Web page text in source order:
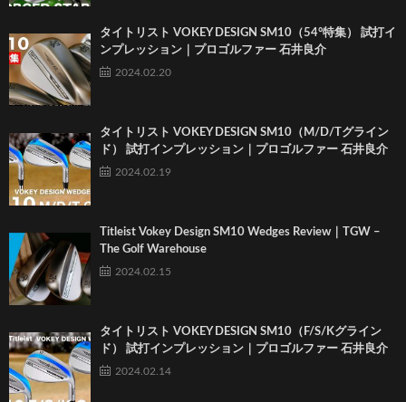
タイトリスト VOKEY DESIGN SM10（54°特集） 試打イ
ンプレッション｜プロゴルファー 石井良介
2024.02.20
タイトリスト VOKEY DESIGN SM10（M/D/Tグライン
ド） 試打インプレッション｜プロゴルファー 石井良介
2024.02.19
Titleist Vokey Design SM10 Wedges Review｜TGW –
The Golf Warehouse
2024.02.15
タイトリスト VOKEY DESIGN SM10（F/S/Kグライン
ド） 試打インプレッション｜プロゴルファー 石井良介
2024.02.14